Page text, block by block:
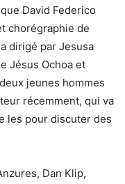
David Federico
chorégraphie de
dirigé par Jesusa
Jésus Ochoa et
jeunes hommes
récemment, qui va
les pour discuter des
Dan Klip,